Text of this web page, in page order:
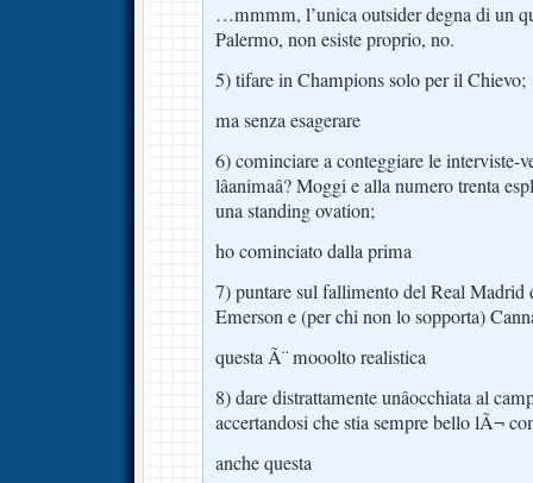
…mmmm, l’unica outsider degna di un
Palermo, non esiste proprio, no.
5) tifare in Champions solo per il Chievo;
ma senza esagerare
6) cominciare a conteggiare le interviste-
lâanimaâ? Moggi e alla numero trenta
una standing ovation;
ho cominciato dalla prima
7) puntare sul fallimento del Real Madrid
Emerson e (per chi non lo sopporta)
questa Ã¨ mooolto realistica
8) dare distrattamente unâocchiata al
accertandosi che stia sempre bello lÃ¬
anche questa